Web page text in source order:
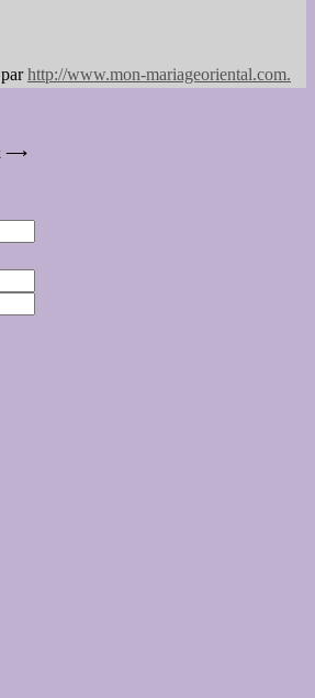
http://www.mon-mariageoriental.com.
⟶